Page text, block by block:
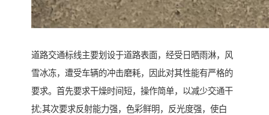
道路交通标线主要划设于道路表面，经受日晒雨淋，风
雪冰冻，遭受车辆的冲击磨耗，因此对其性能有严格的
要求。首先要求干燥时间短，操作简单，以减少交通干
扰;其次要求反射能力强，色彩鲜明，反光度强，使白